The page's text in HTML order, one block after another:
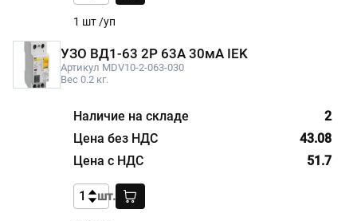
1 шт /уп
УЗО ВД1-63 2Р 63А 30мА IEK
Артикул MDV10-2-063-030
Вес 0.2 кг.
2
43.08
51.7
шт.